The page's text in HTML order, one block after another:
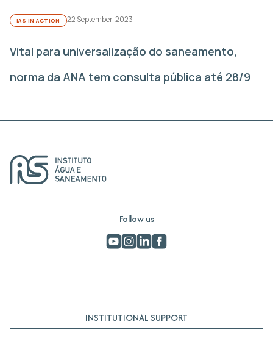
IAS IN ACTION 22 September, 2023
Vital para universalização do saneamento,
norma da ANA tem consulta pública até 28/9
Follow us
INSTITUTIONAL SUPPORT